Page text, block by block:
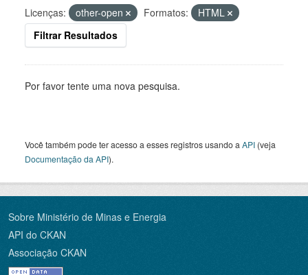
Licenças:
other-open Formatos:
HTML
Filtrar Resultados
Por favor tente uma nova pesquisa.
Você também pode ter acesso a esses registros usando a API (veja
Documentação da API).
Sobre Ministério de Minas e Energia
API do CKAN
Associação CKAN